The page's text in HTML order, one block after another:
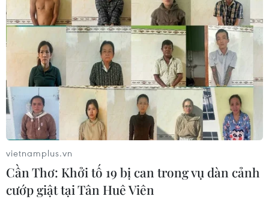
vietnamplus.vn
Cần Thơ: Khởi tố 19 bị can trong vụ dàn cảnh
cướp giật tại Tân Huê Viên